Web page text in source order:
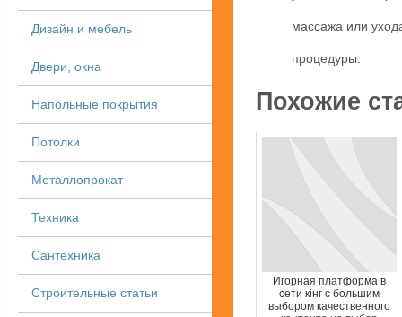
Дизайн и мебель
Двери, окна
Напольные покрытия
Потолки
Металлопрокат
Техника
Сантехника
Строительные статьи
массажа или
процедуры.
Похожие
Игорная платформа в
сети кінг с большим
выбором качественного